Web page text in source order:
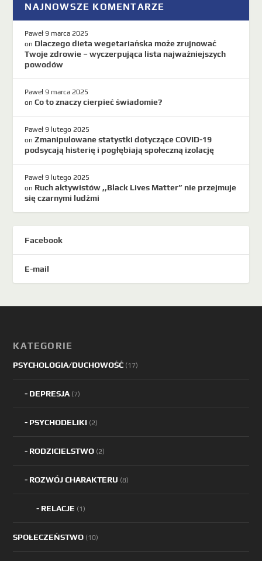
NAJNOWSZE KOMENTARZE
Paweł 9 marca 2025
on Dlaczego dieta wegetariańska może zrujnować
Twoje zdrowie – wyczerpująca lista najważniejszych
powodów
Paweł 9 marca 2025
onCo to znaczy cierpieć świadomie?
Paweł 9 lutego 2025
onZmanipulowane statystki dotyczące COVID-19
podsycają histerię i pogłębiają społeczną izolację
Paweł 9 lutego 2025
on Ruch aktywistów ,,Black Lives Matter” nie przejmuje
się czarnymi ludźmi
Facebook
E-mail
KATEGORIE
PSYCHOLOGIA/DUCHOWOŚĆ (17)
DEPRESJA (7)
PSYCHODELIKI (2)
RODZICIELSTWO (2)
ROZWÓJ CHARAKTERU (8)
RELACJE (1)
SPOŁECZEŃSTWO (10)